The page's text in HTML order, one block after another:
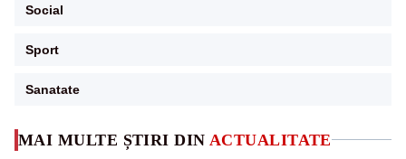
MAI MULTE ȘTIRI DIN ACTUALITATE
Social
Sport
Sanatate